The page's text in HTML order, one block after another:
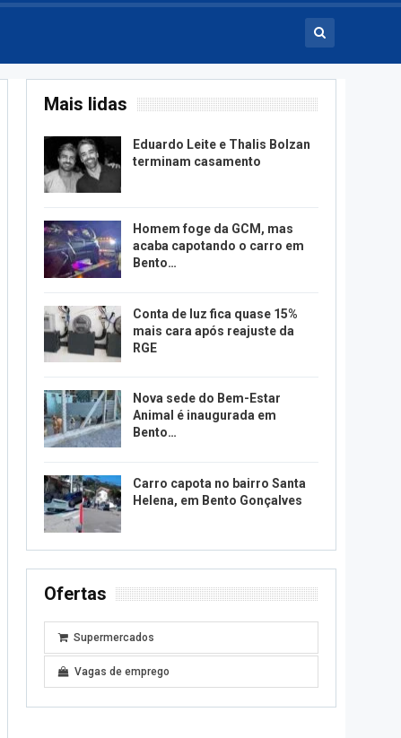
Mais lidas
Eduardo Leite e Thalis Bolzan
terminam casamento
Homem foge da GCM, mas
acaba capotando o carro em
Bento…
Conta de luz fica quase 15%
mais cara após reajuste da
RGE
Nova sede do Bem-Estar
Animal é inaugurada em
Bento…
Carro capota no bairro Santa
Helena, em Bento Gonçalves
Ofertas
Supermercados
Vagas de emprego